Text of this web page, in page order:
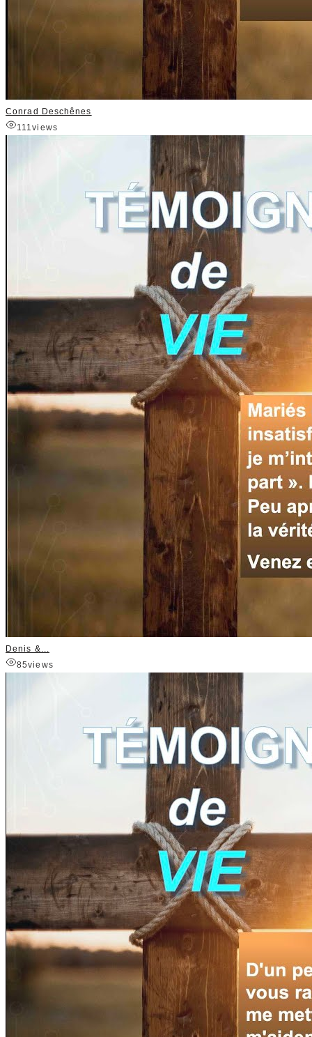
Conrad Deschênes
111views
Denis &...
85views